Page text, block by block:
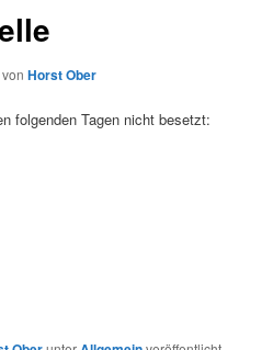
vonHorst Ober
folgenden Tagen nicht besetzt: